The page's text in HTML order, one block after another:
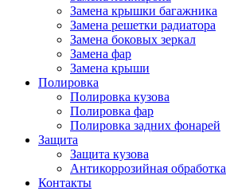
Замена крышки багажника
Замена решетки радиатора
Замена боковых зеркал
Замена фар
Замена крыши
Полировка
Полировка кузова
Полировка фар
Полировка задних фонарей
Защита
Защита кузова
Антикоррозийная обработка
Контакты